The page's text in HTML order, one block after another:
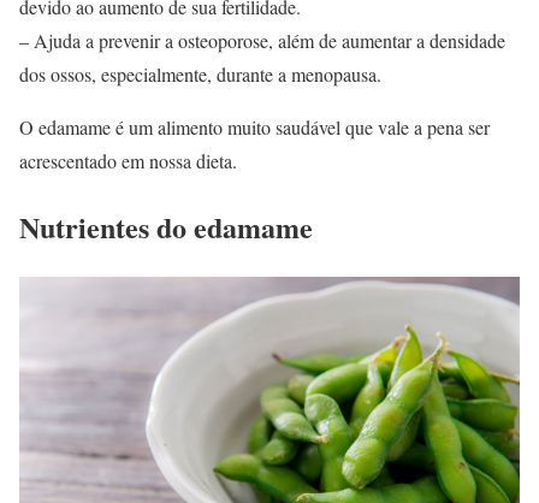
devido ao aumento de sua fertilidade.
– Ajuda a prevenir a osteoporose, além de aumentar a densidade
dos ossos, especialmente, durante a menopausa.
O edamame é um alimento muito saudável que vale a pena ser
acrescentado em nossa dieta.
Nutrientes do edamame